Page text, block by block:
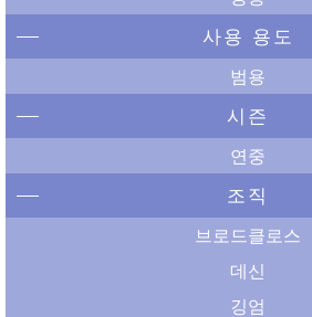
사용 용도
범용
시즌
연중
조직
브로드클로스
데신
깅엄